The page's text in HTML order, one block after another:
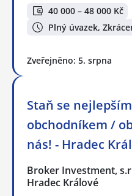
40 000 – 48 000 Kč
Plný úvazek,
Zveřejněno: 5. srpna
Staň se nejlepším
obchodníkem /
nás! - Hradec
Broker Investment,
Hradec Králové